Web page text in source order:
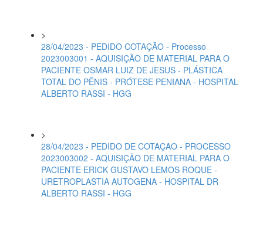
>
28/04/2023 - PEDIDO COTAÇÃO - Processo
2023003001 - AQUISIÇÃO DE MATERIAL PARA O
PACIENTE OSMAR LUIZ DE JESUS - PLÁSTICA
TOTAL DO PÊNIS - PRÓTESE PENIANA - HOSPITAL
ALBERTO RASSI - HGG
>
28/04/2023 - PEDIDO DE COTAÇAO - PROCESSO
2023003002 - AQUISIÇÃO DE MATERIAL PARA O
PACIENTE ERICK GUSTAVO LEMOS ROQUE -
URETROPLASTIA AUTOGENA - HOSPITAL DR
ALBERTO RASSI - HGG